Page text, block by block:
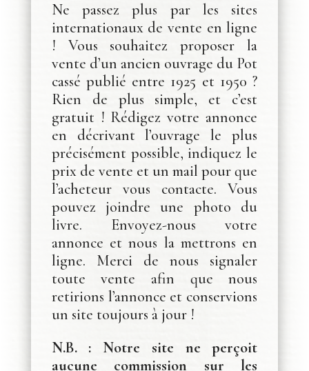
Ne passez plus par les sites
internationaux de vente en ligne
! Vous souhaitez proposer la
vente d’un ancien ouvrage du Pot
cassé publié entre 1925 et 1950 ?
Rien de plus simple, et c’est
gratuit ! Rédigez votre annonce
en décrivant l’ouvrage le plus
précisément possible, indiquez le
prix de vente et un mail pour que
l’acheteur vous contacte. Vous
pouvez joindre une photo du
livre. Envoyez-nous votre
annonce et nous la mettrons en
ligne. Merci de nous signaler
toute vente afin que nous
retirions l’annonce et conservions
un site toujours à jour !
N.B. : Notre site ne perçoit
aucune commission sur les